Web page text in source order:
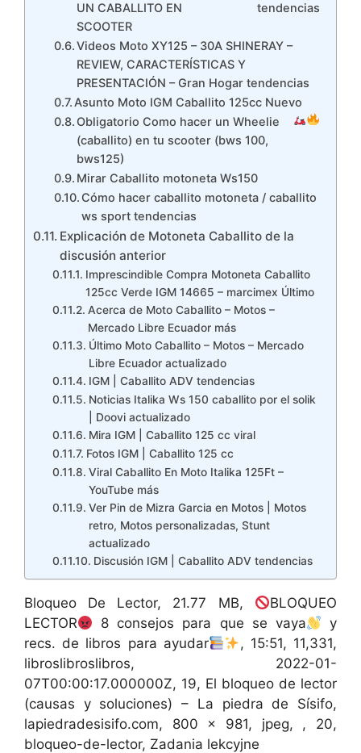
UN CABALLITO EN
SCOOTER
tendencias
Videos Moto XY125 – 30A SHINERAY –
REVIEW, CARACTERÍSTICAS Y
PRESENTACIÓN – Gran Hogar tendencias
Asunto Moto IGM Caballito 125cc Nuevo
Obligatorio Como hacer un Wheelie
(caballito) en tu scooter (bws 100,
bws125)
Mirar Caballito motoneta Ws150
Cómo hacer caballito motoneta / caballito
ws sport tendencias
Explicación de Motoneta Caballito de la
discusión anterior
Imprescindible Compra Motoneta Caballito
125cc Verde IGM 14665 – marcimex Último
Acerca de Moto Caballito – Motos –
Mercado Libre Ecuador más
Último Moto Caballito – Motos – Mercado
Libre Ecuador actualizado
IGM | Caballito ADV tendencias
Noticias Italika Ws 150 caballito por el solik
| Doovi actualizado
Mira IGM | Caballito 125 cc viral
Fotos IGM | Caballito 125 cc
Viral Caballito En Moto Italika 125Ft –
YouTube más
Ver Pin de Mizra Garcia en Motos | Motos
retro, Motos personalizadas, Stunt
actualizado
Discusión IGM | Caballito ADV tendencias
Bloqueo De Lector, 21.77 MB,
BLOQUEO
LECTOR
8 consejos para que se vaya
y
recs. de libros para ayudar
, 15:51, 11,331,
libroslibroslibros, 2022-01-
07T00:00:17.000000Z, 19, El bloqueo de lector
(causas y soluciones) – La piedra de Sísifo,
lapiedradesisifo.com, 800 x 981, jpeg, , 20,
bloqueo-de-lector, Zadania lekcyjne